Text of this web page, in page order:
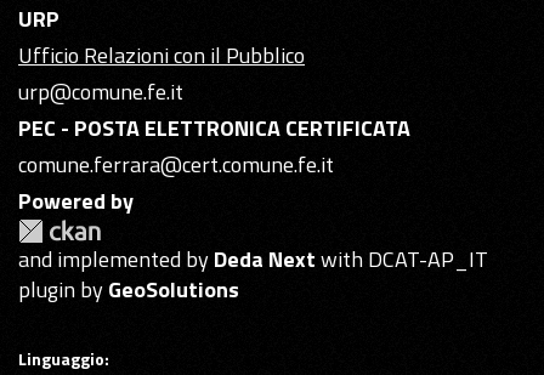
URP
Ufficio Relazioni con il Pubblico
urp@comune.fe.it
PEC - POSTA ELETTRONICA CERTIFICATA
comune.ferrara@cert.comune.fe.it
Powered by
and implemented byDeda Nextwith DCAT-AP_IT
plugin byGeoSolutions
Linguaggio